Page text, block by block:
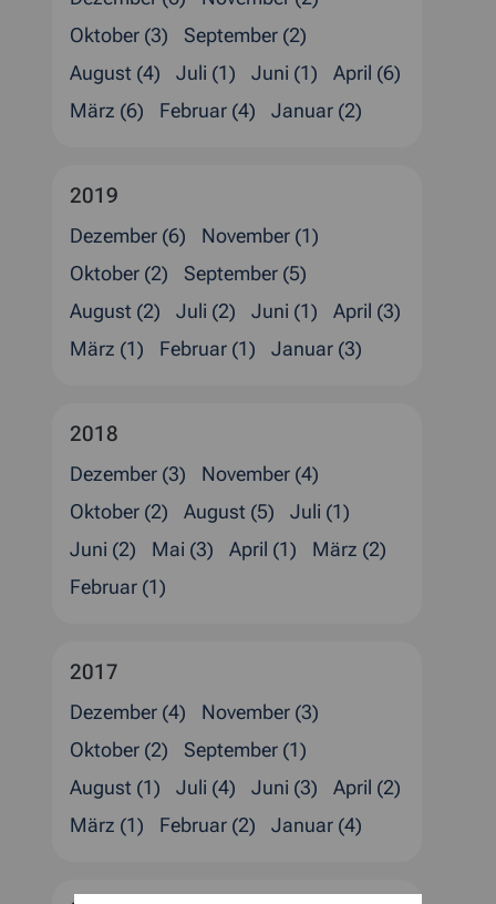
Oktober (3)
September (2)
August (4)
Juli (1) Juni (1)
April (6)
März (6)
Februar (4) Januar (2)
2019
Dezember (6)
November (1)
Oktober (2)
September (5)
August (2)
Juli (2) Juni (1)
April (3)
März (1)
Februar (1) Januar (3)
2018
Dezember (3)
November (4)
Oktober (2)
August (5)
Juli (1)
Juni (2)
Mai (3) April (1)
März (2)
Februar (1)
2017
Dezember (4)
November (3)
Oktober (2)
September (1)
August (1)
Juli (4) Juni (3)
April (2)
März (1)
Februar (2) Januar (4)